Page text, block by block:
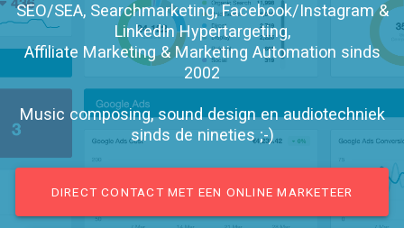
SEO/SEA, Searchmarketing, Facebook/Instagram &
LinkedIn Hypertargeting,
Affiliate Marketing & Marketing Automation sinds
2002
Music composing, sound design en audiotechniek
sinds de nineties ;-)
DIRECT CONTACT MET EEN ONLINE MARKETEER